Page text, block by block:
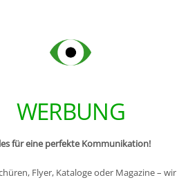
WERBUNG
für eine perfekte Kommunikation!
Flyer, Kataloge oder Magazine – wir